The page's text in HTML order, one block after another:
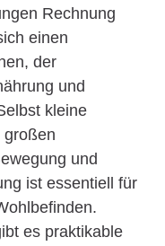
Rechnung
einen
der
und
kleine
großen
und
ist essentiell für
es praktikable